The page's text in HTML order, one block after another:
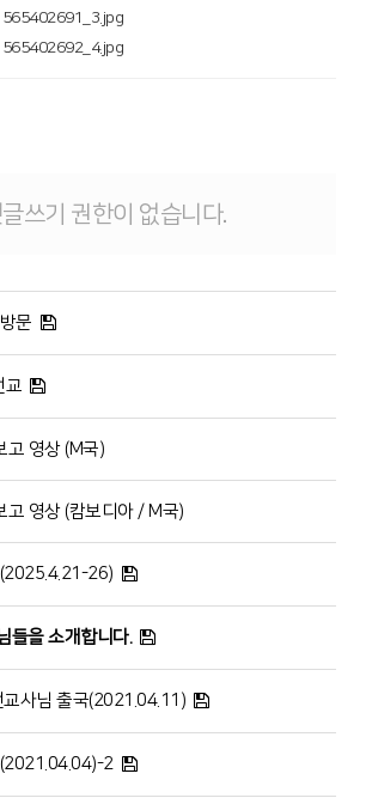
쓰기 권한이 없습니다.
문
교
고 영상 (M국)
영상 (캄보디아 / M국)
26)
들을 소개합니다.
교사님 출국(2021.04.11)
2